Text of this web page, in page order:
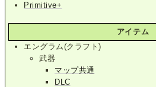
Primitive+
アイテム
エングラム(クラフト)
武器
マップ共通
DLC